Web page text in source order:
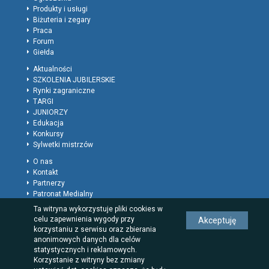
Produkty i usługi
Biżuteria i zegary
Praca
Forum
Giełda
Aktualności
SZKOLENIA JUBILERSKIE
Rynki zagraniczne
TARGI
JUNIORZY
Edukacja
Konkursy
Sylwetki mistrzów
O nas
Kontakt
Partnerzy
Patronat Medialny
Polityka prywatności
Regulamin
Reklama
Rodzaje wpisów dla firm
Ta witryna wykorzystuje pliki cookies w
celu zapewnienia wygody przy
korzystaniu z serwisu oraz zbierania
anonimowych danych dla celów
statystycznych i reklamowych.
Korzystanie z witryny bez zmiany
Akceptuję